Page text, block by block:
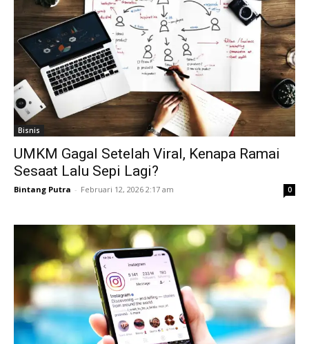
Bisnis
UMKM Gagal Setelah Viral, Kenapa Ramai
Sesaat Lalu Sepi Lagi?
Bintang Putra - Februari 12, 2026 2:17 am 0